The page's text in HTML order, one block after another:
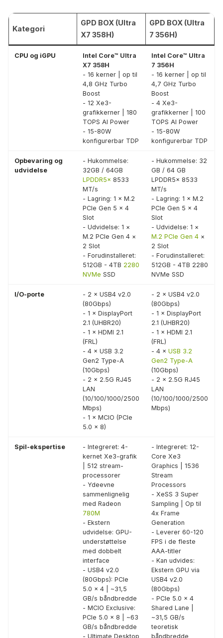
Kategori
GPD BOX (Ultra
X7 358H)
GPD BOX (Ultra
7 356H)
CPU og iGPU
Intel Core™ Ultra
X7 358H
- 16 kerner | op til
4,8 GHz Turbo
Boost
- 12 Xe3-
grafikkerner | 180
TOPS AI Power
- 15-80W
konfigurerbar TDP
Intel Core™ Ultra
7 356H
- 16 kerner | op til
4,7 GHz Turbo
Boost
- 4 Xe3-
grafikkerner | 100
TOPS AI Power
- 15-80W
konfigurerbar TDP
Opbevaring og
udvidelse
- Hukommelse:
32GB / 64GB
LPDDR5x 8533
MT/s
- Lagring: 1 × M.2
PCIe Gen 5 × 4
Slot
- Udvidelse: 1 ×
M.2 PCIe Gen 4 ×
2 Slot
- Forudinstalleret:
512GB - 4TB 2280
NVMe SSD
- Hukommelse: 32
GB / 64 GB
LPDDR5x 8533
MT/s
- Lagring: 1 × M.2
PCIe Gen 5 × 4
Slot
- Udvidelse: 1 ×
M.2 PCIe Gen 4 ×
2 Slot
- Forudinstalleret:
512GB - 4TB 2280
NVMe SSD
I/O-porte
- 2 × USB4 v2.0
(80Gbps)
- 1 × DisplayPort
2.1 (UHBR20)
- 1 × HDMI 2.1
(FRL)
- 4 × USB 3.2
Gen2 Type-A
(10Gbps)
- 2 × 2.5G RJ45
LAN
(10/100/1000/2500
Mbps)
- 1 × MCIO (PCIe
5.0 × 8)
- 2 × USB4 v2.0
(80Gbps)
- 1 × DisplayPort
2.1 (UHBR20)
- 1 × HDMI 2.1
(FRL)
- 4 × USB 3.2
Gen2 Type-A
(10Gbps)
- 2 × 2.5G RJ45
LAN
(10/100/1000/2500
Mbps)
Spil-ekspertise
- Integreret: 4-
kernet Xe3-grafik
| 512 stream-
processorer
- Ydeevne
sammenlignelig
med Radeon
780M
- Ekstern
udvidelse: GPU-
understøttelse
med dobbelt
interface
- USB4 v2.0
(80Gbps): PCIe
5.0 × 4 | ~31,5
GB/s båndbredde
- MCIO Exclusive:
PCIe 5.0 × 8 | ~63
GB/s båndbredde
- Ultimate Desktop
- Integreret: 12-
Core Xe3
Graphics | 1536
Stream
Processors
- XeSS 3 Super
Sampling | Op til
4x Frame
Generation
- Leverer 60-120
FPS i de fleste
AAA-titler
- Kan udvides:
Ekstern GPU via
USB4 v2.0
(80Gbps)
- PCIe 5.0 × 4
Shared Lane |
~31,5 GB/s
teoretisk
båndbredde